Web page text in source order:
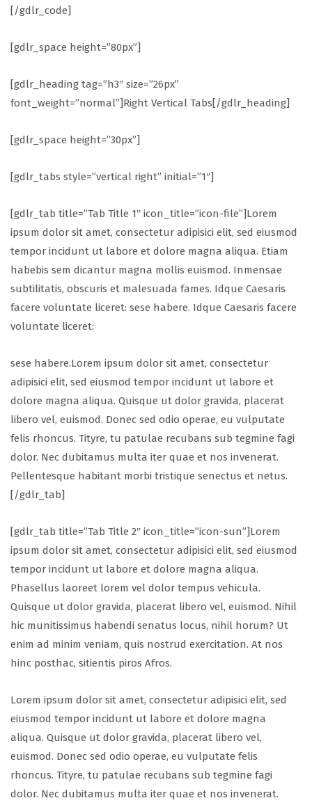
[/gdlr_code]
[gdlr_space height=”80px”]
[gdlr_heading tag=”h3″ size=”26px”
font_weight=”normal”]Right Vertical Tabs[/gdlr_heading]
[gdlr_space height=”30px”]
[gdlr_tabs style=”vertical right” initial=”1″]
[gdlr_tab title=”Tab Title 1″ icon_title=”icon-file”]Lorem
ipsum dolor sit amet, consectetur adipisici elit, sed eiusmod
tempor incidunt ut labore et dolore magna aliqua. Etiam
habebis sem dicantur magna mollis euismod. Inmensae
subtilitatis, obscuris et malesuada fames. Idque Caesaris
facere voluntate liceret: sese habere. Idque Caesaris facere
voluntate liceret:
sese habere.Lorem ipsum dolor sit amet, consectetur
adipisici elit, sed eiusmod tempor incidunt ut labore et
dolore magna aliqua. Quisque ut dolor gravida, placerat
libero vel, euismod. Donec sed odio operae, eu vulputate
felis rhoncus. Tityre, tu patulae recubans sub tegmine fagi
dolor. Nec dubitamus multa iter quae et nos invenerat.
Pellentesque habitant morbi tristique senectus et netus.
[/gdlr_tab]
[gdlr_tab title=”Tab Title 2″ icon_title=”icon-sun”]Lorem
ipsum dolor sit amet, consectetur adipisici elit, sed eiusmod
tempor incidunt ut labore et dolore magna aliqua.
Phasellus laoreet lorem vel dolor tempus vehicula.
Quisque ut dolor gravida, placerat libero vel, euismod. Nihil
hic munitissimus habendi senatus locus, nihil horum? Ut
enim ad minim veniam, quis nostrud exercitation. At nos
hinc posthac, sitientis piros Afros.
Lorem ipsum dolor sit amet, consectetur adipisici elit, sed
eiusmod tempor incidunt ut labore et dolore magna
aliqua. Quisque ut dolor gravida, placerat libero vel,
euismod. Donec sed odio operae, eu vulputate felis
rhoncus. Tityre, tu patulae recubans sub tegmine fagi
dolor. Nec dubitamus multa iter quae et nos invenerat.